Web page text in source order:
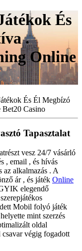
És
.
Online
És Él Megbízó
Casino
Tapasztalat
vesz 24/7 vásárló
, email , és hívás
az alkalmazás . A
ár , és játék Online
elegendő
Mobil folyó játék
mint szerzés
oldal
végig fogadott